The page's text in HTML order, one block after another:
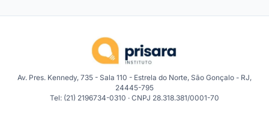
Av. Pres. Kennedy, 735 - Sala 110 - Estrela do Norte, São Gonçalo - RJ,
24445-795
Tel: (21) 2196734-0310 · CNPJ 28.318.381/0001-70